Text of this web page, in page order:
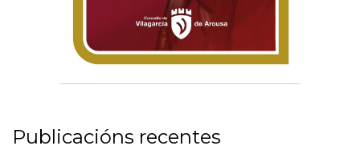
Publicacións recentes